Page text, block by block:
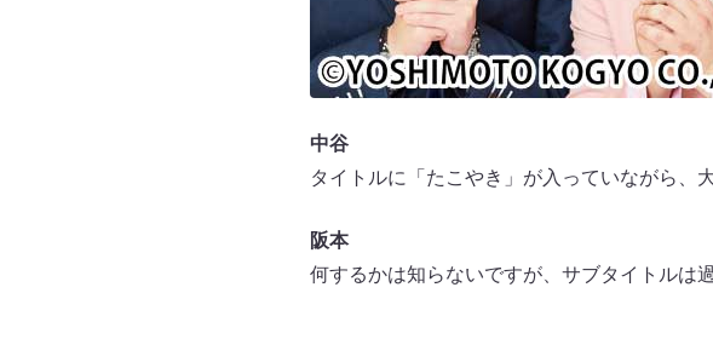
中谷
タイトルに「たこやき」が入っていながら
阪本
何するかは知らないですが、サブタイトルは